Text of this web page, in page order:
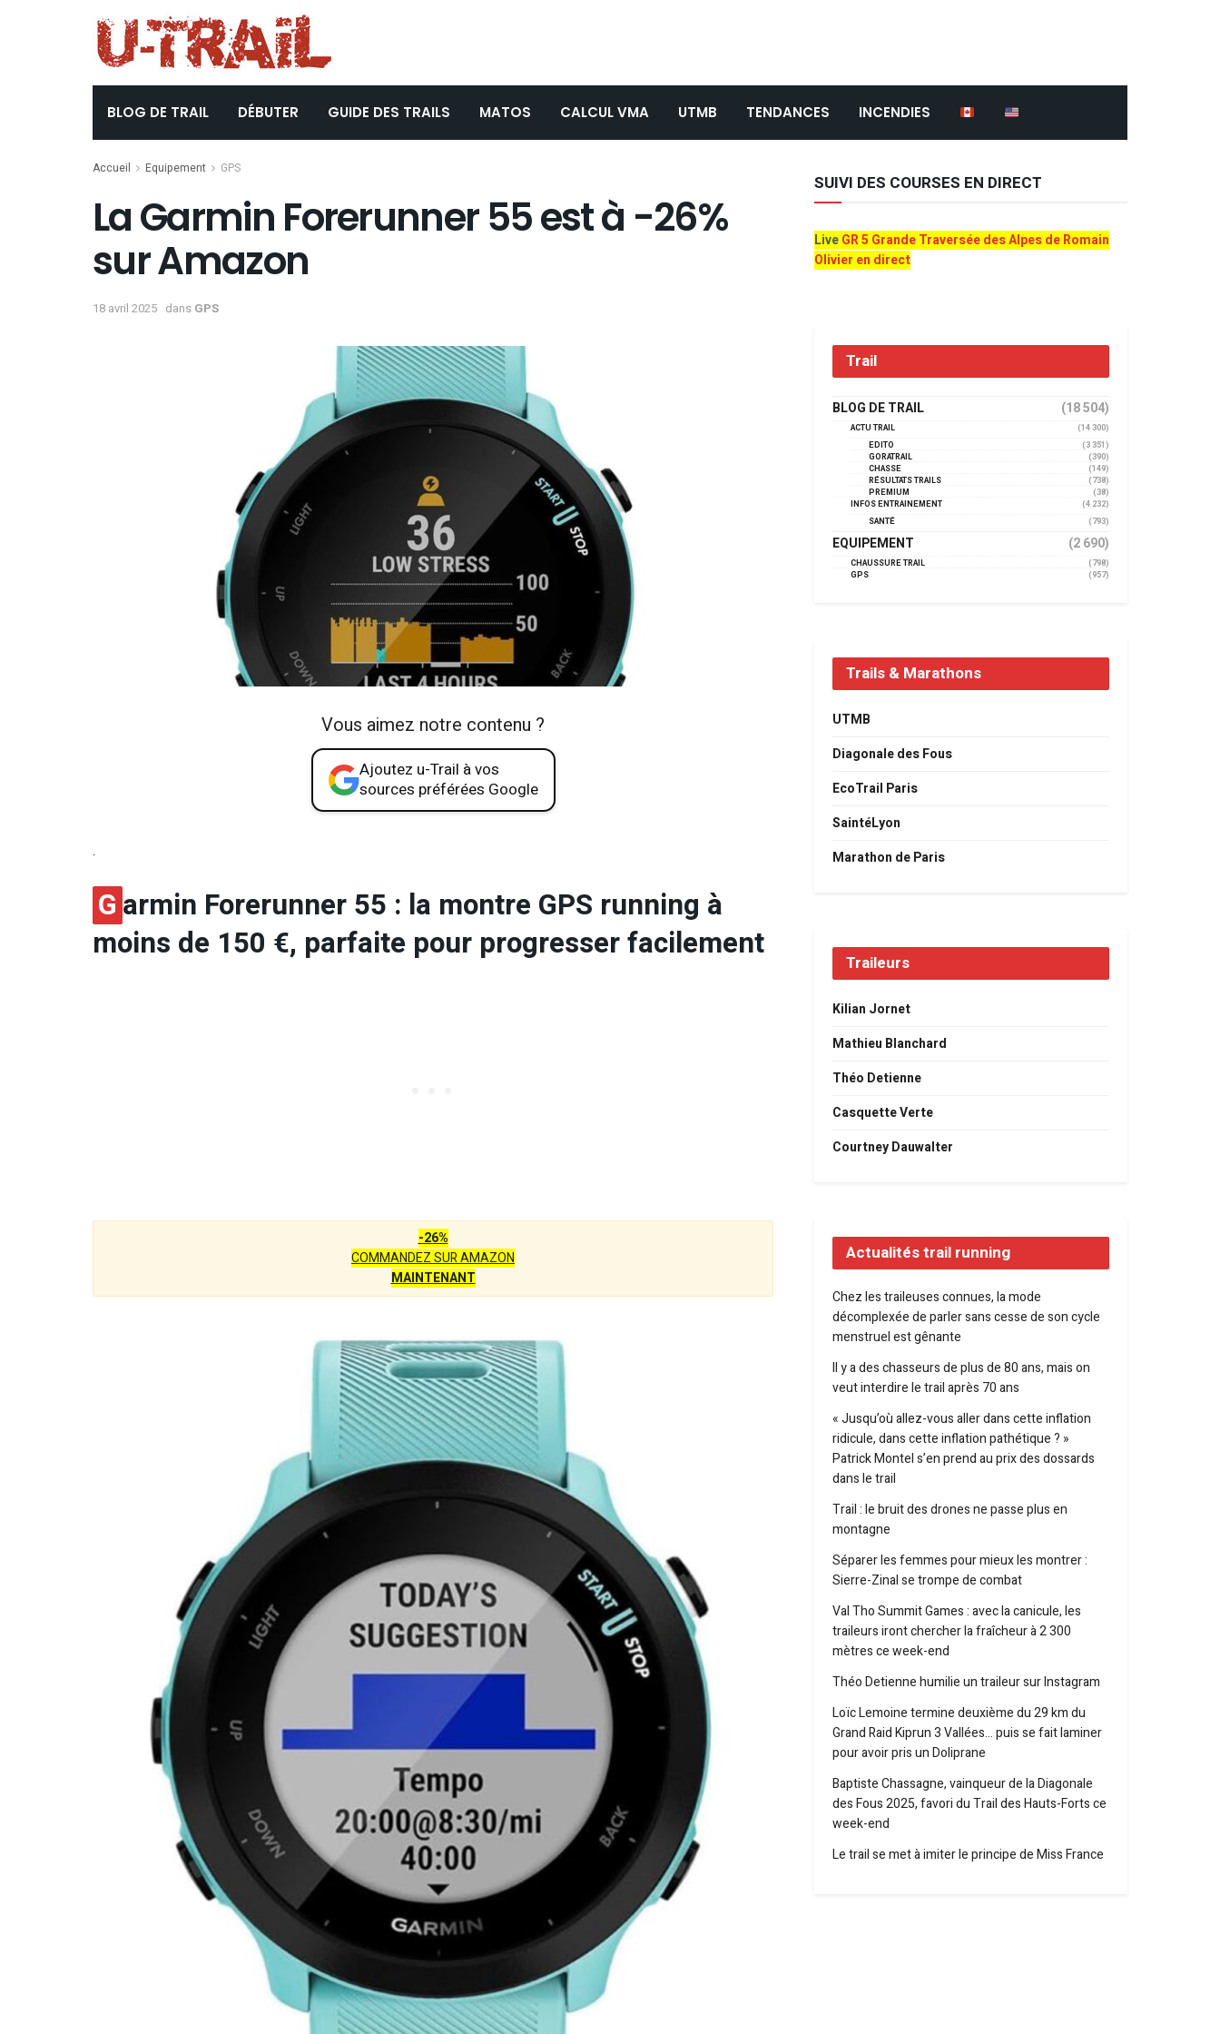
BLOG DE TRAIL DÉBUTER GUIDE DES TRAILS MATOS CALCUL VMA UTMB TENDANCES INCENDIES
Accueil Equipement GPS
La Garmin Forerunner 55 est à -26%
sur Amazon
18 avril 2025 dans GPS
Vous aimez notre contenu ?
Ajoutez u-Trail à vos
sources préférées Google
.
Garmin Forerunner 55 : la montre GPS running à
moins de 150 €, parfaite pour progresser facilement
-26%
COMMANDEZ SUR AMAZON
MAINTENANT
SUIVI DES COURSES EN DIRECT
LiveGR 5 Grande Traversée des Alpes de Romain
Olivier en direct
Trail
BLOG DE TRAIL (18 504)
ACTU TRAIL
(14 300)
EDITO
(3 351)
GORATRAIL
(390)
CHASSE
(149)
RÉSULTATS TRAILS
(738)
PREMIUM
(38)
INFOS ENTRAINEMENT
(4 232)
SANTÉ
(793)
EQUIPEMENT (2 690)
CHAUSSURE TRAIL
(798)
GPS
(957)
Trails & Marathons
UTMB
Diagonale des Fous
EcoTrail Paris
SaintéLyon
Marathon de Paris
Traileurs
Kilian Jornet
Mathieu Blanchard
Théo Detienne
Casquette Verte
Courtney Dauwalter
Actualités trail running
Chez les traileuses connues, la mode
décomplexée de parler sans cesse de son cycle
menstruel est gênante
Il y a des chasseurs de plus de 80 ans, mais on
veut interdire le trail après 70 ans
« Jusqu’où allez-vous aller dans cette inflation
ridicule, dans cette inflation pathétique ? »
Patrick Montel s’en prend au prix des dossards
dans le trail
Trail : le bruit des drones ne passe plus en
montagne
Séparer les femmes pour mieux les montrer :
Sierre-Zinal se trompe de combat
Val Tho Summit Games : avec la canicule, les
traileurs iront chercher la fraîcheur à 2 300
mètres ce week-end
Théo Detienne humilie un traileur sur Instagram
Loïc Lemoine termine deuxième du 29 km du
Grand Raid Kiprun 3 Vallées… puis se fait laminer
pour avoir pris un Doliprane
Baptiste Chassagne, vainqueur de la Diagonale
des Fous 2025, favori du Trail des Hauts-Forts ce
week-end
Le trail se met à imiter le principe de Miss France